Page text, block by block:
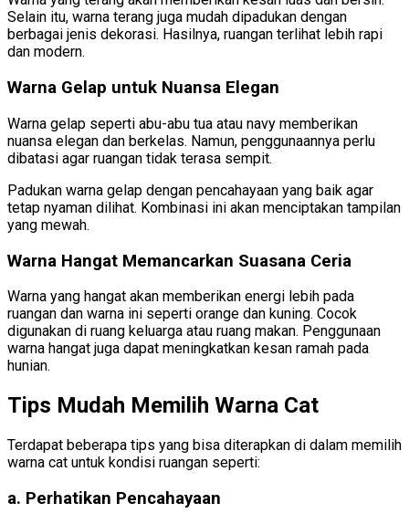
Selain itu, warna terang juga mudah dipadukan dengan
berbagai jenis dekorasi. Hasilnya, ruangan terlihat lebih rapi
dan modern.
Warna Gelap untuk Nuansa Elegan
Warna gelap seperti abu-abu tua atau navy memberikan
nuansa elegan dan berkelas. Namun, penggunaannya perlu
dibatasi agar ruangan tidak terasa sempit.
Padukan warna gelap dengan pencahayaan yang baik agar
tetap nyaman dilihat. Kombinasi ini akan menciptakan tampilan
yang mewah.
Warna Hangat Memancarkan Suasana Ceria
Warna yang hangat akan memberikan energi lebih pada
ruangan dan warna ini seperti orange dan kuning. Cocok
digunakan di ruang keluarga atau ruang makan. Penggunaan
warna hangat juga dapat meningkatkan kesan ramah pada
hunian.
Tips Mudah Memilih Warna Cat
Terdapat beberapa tips yang bisa diterapkan di dalam memilih
warna cat untuk kondisi ruangan seperti:
a. Perhatikan Pencahayaan